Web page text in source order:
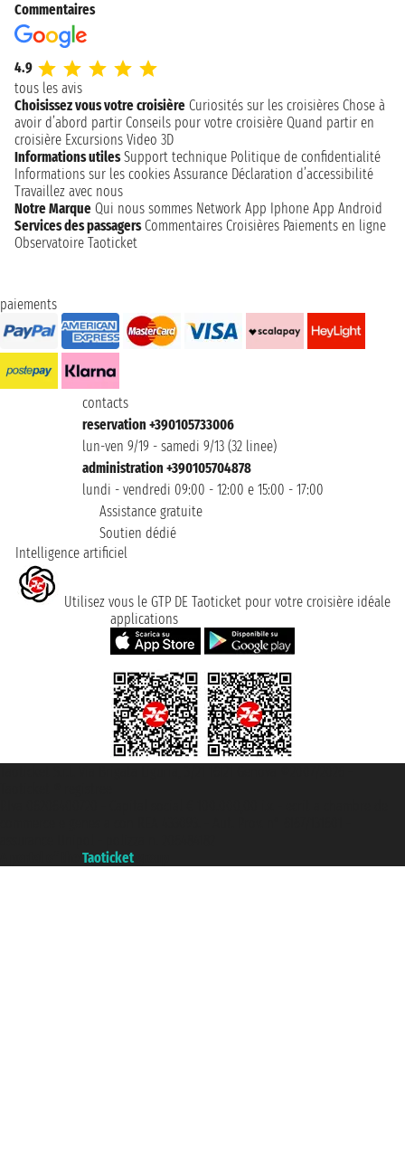
Commentaires
4.9
tous les avis
Choisissez vous votre croisière Curiosités sur les croisières Chose à
avoir d’abord partir Conseils pour votre croisière Quand partir en
croisière Excursions Video 3D
Informations utiles Support technique Politique de confidentialité
Informations sur les cookies Assurance Déclaration d’accessibilité
Travaillez avec nous
Notre Marque Qui nous sommes Network App Iphone App Android
Services des passagers Commentaires Croisières Paiements en ligne
Observatoire Taoticket
paiements
contacts
reservation +390105733006
lun-ven 9/19 - samedi 9/13 (32 linee)
administration +390105704878
lundi - vendredi 09:00 - 12:00 e 15:00 - 17:00
Assistance gratuite
Soutien dédié
Intelligence artificiel
Utilisez vous le GTP DE Taoticket pour votre croisière idéale
applications
Taoticket